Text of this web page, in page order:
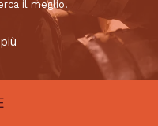
il meglio!